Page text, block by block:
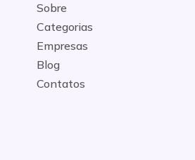
Sobre
Categorias
Empresas
Blog
Contatos